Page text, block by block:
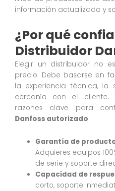
información actualizada y
¿Por qué
Distribuidor
Elegir un distribuidor no
precio. Debe basarse en
la experiencia técnica, la
cercanía con el cliente.
razones clave para
Danfoss autorizado:
Garantía de
Adquieres equipos
de serie y soporte
Capacidad de
corto, soporte